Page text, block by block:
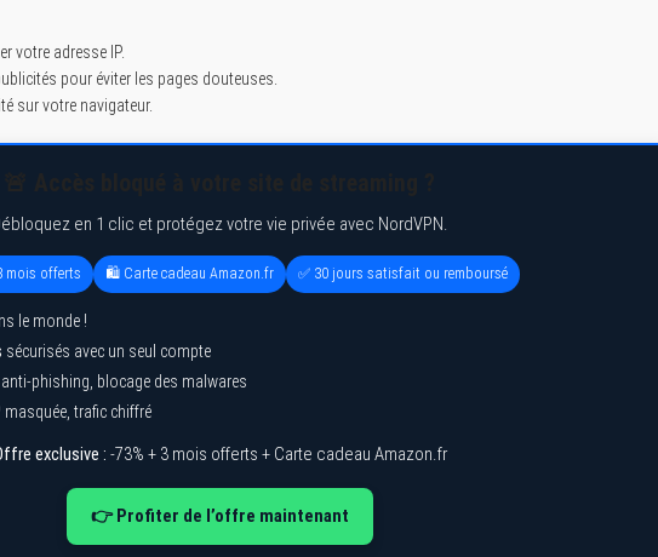
votre adresse IP.
pour éviter les pages douteuses.
sur votre navigateur.
en 1 clic et protégez votre vie privée avec NordVPN.
mois offerts 🛍️ Carte cadeau Amazon.fr ✅ 30 jours satisfait ou remboursé
le monde !
sécurisés avec un seul compte
phishing, blocage des malwares
masquée, trafic chiffré
exclusive : -73% + 3 mois offerts + Carte cadeau Amazon.fr
👉 Profiter de l’offre maintenant